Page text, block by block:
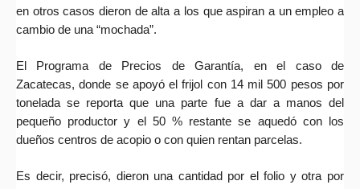
en otros casos dieron de alta a los que aspiran a un empleo a
cambio de una “mochada”.
El Programa de Precios de Garantía, en el caso de
Zacatecas, donde se apoyó el frijol con 14 mil 500 pesos por
tonelada se reporta que una parte fue a dar a manos del
pequeño productor y el 50 % restante se aquedó con los
dueños centros de acopio o con quien rentan parcelas.
Es decir, precisó, dieron una cantidad por el folio y otra por